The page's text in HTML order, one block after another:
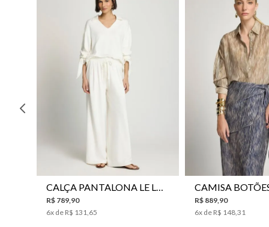
CALÇA PANTALONA LE LIS HORI FEMININA
R$ 789,90
6x de R$ 131,65
R$ 889,90
6x de R$ 148,31